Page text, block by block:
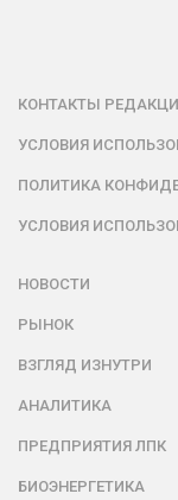
КОНТАКТЫ
УСЛОВИЯ
ПОЛИТИКА
УСЛОВИЯ
НОВОСТИ
РЫНОК
ВЗГЛЯД ИЗНУТРИ
АНАЛИТИКА
ПРЕДПРИЯТИЯ ЛПК
БИОЭНЕРГЕТИКА